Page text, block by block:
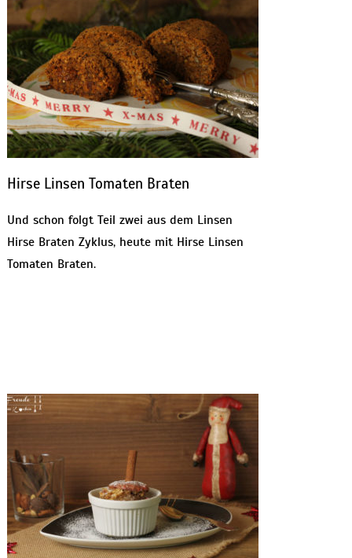
Hirse Linsen Tomaten Braten
Und schon folgt Teil zwei aus dem Linsen
Hirse Braten Zyklus, heute mit Hirse Linsen
Tomaten Braten.